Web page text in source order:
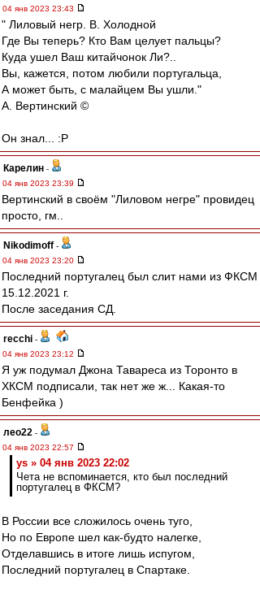
04 янв 2023 23:43
" Лиловый негр. В. Холодной
Где Вы теперь? Кто Вам целует пальцы?
Куда ушел Ваш китайчонок Ли?..
Вы, кажется, потом любили португальца,
А может быть, с малайцем Вы ушли."
А. Вертинский ©
Он знал... :P
Карелин -
04 янв 2023 23:39
Вертинский в своём "Лиловом негре" провидец
просто, гм..
Nikodimoff -
04 янв 2023 23:20
Последний португалец был слит нами из ФКСМ
15.12.2021 г.
После заседания СД.
recchi -
04 янв 2023 23:12
Я уж подумал Джона Тавареса из Торонто в
ХКСМ подписали, так нет же ж... Какая-то
Бенфейка )
лео22 -
04 янв 2023 22:57
ys » 04 янв 2023 22:02
Чета не вспоминается, кто был последний
португалец в ФКСМ?
В России все сложилось очень туго,
Но по Европе шел как-будто налегке,
Отделавшись в итоге лишь испугом,
Последний португалец в Спартаке.